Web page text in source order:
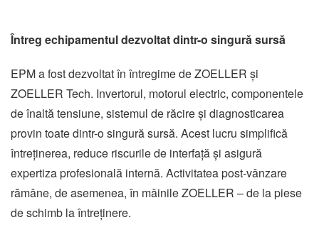
Întreg echipamentul dezvoltat dintr-o singură sursă
EPM a fost dezvoltat în întregime de ZOELLER și
ZOELLER Tech. Invertorul, motorul electric, componentele
de înaltă tensiune, sistemul de răcire și diagnosticarea
provin toate dintr-o singură sursă. Acest lucru simplifică
întreținerea, reduce riscurile de interfață și asigură
expertiza profesională internă. Activitatea post-vânzare
rămâne, de asemenea, în mâinile ZOELLER – de la piese
de schimb la întreținere.